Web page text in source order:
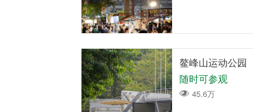
鳌峰山运动公园
随时可参观
45.6万